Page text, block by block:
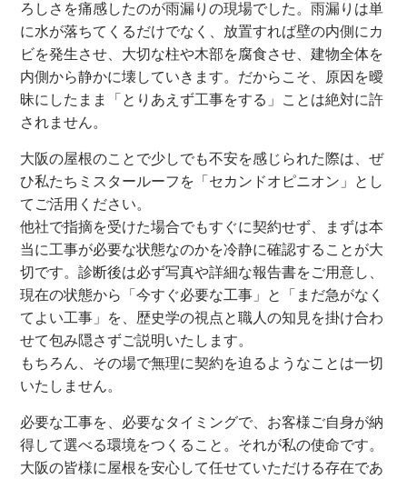
ろしさを痛感したのが雨漏りの現場でした。雨漏りは単
に水が落ちてくるだけでなく、放置すれば壁の内側にカ
ビを発生させ、大切な柱や木部を腐食させ、建物全体を
内側から静かに壊していきます。だからこそ、原因を曖
昧にしたまま「とりあえず工事をする」ことは絶対に許
されません。
大阪の屋根のことで少しでも不安を感じられた際は、ぜ
ひ私たちミスタールーフを「セカンドオピニオン」とし
てご活用ください。
他社で指摘を受けた場合でもすぐに契約せず、まずは本
当に工事が必要な状態なのかを冷静に確認することが大
切です。診断後は必ず写真や詳細な報告書をご用意し、
現在の状態から「今すぐ必要な工事」と「まだ急がなく
てよい工事」を、歴史学の視点と職人の知見を掛け合わ
せて包み隠さずご説明いたします。
もちろん、その場で無理に契約を迫るようなことは一切
いたしません。
必要な工事を、必要なタイミングで、お客様ご自身が納
得して選べる環境をつくること。それが私の使命です。
大阪の皆様に屋根を安心して任せていただける存在であ